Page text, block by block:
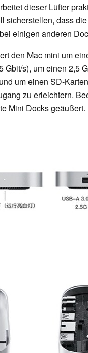
dieser Lüfter
sicherstellen, dass
einigen anderen
den Mac mini um
s), um einen 2,5
um einen SD-
zu erleichtern.
Mini Docks geäußert.